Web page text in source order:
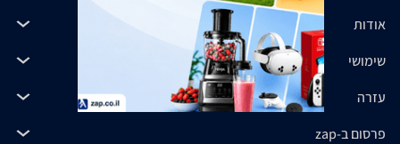
אודות
שימושי
עזרה
פרסום ב-zap